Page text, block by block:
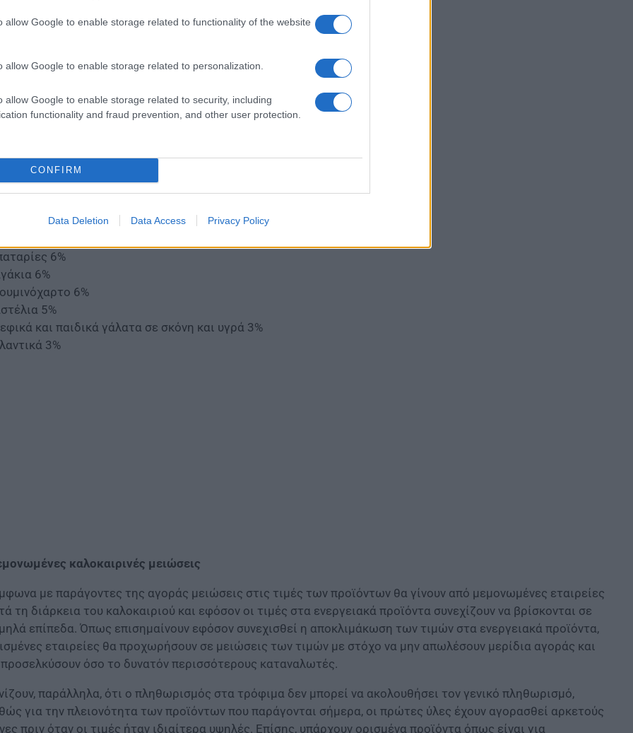
allow Google to enable storage related to functionality of the website
allow Google to enable storage related to personalization.
allow Google to enable storage related to security, including
functionality and fraud prevention, and other user protection.
CONFIRM
Data Deletion Data Access Privacy Policy
για ρούχα έως 14%
από 2% έως 14%
νερό έως 12%
από 4% έως 11%
έως 10%
9,5%
έως 9%
ντολμαδάκια 7%
6%
6%
6%
5%
και παιδικά γάλατα σε σκόνη και υγρά 3%
3%
καλοκαιρινές μειώσεις
με παράγοντες της αγοράς μειώσεις στις τιμές των προϊόντων θα γίνουν από μεμονωμένες εταιρείες
τη διάρκεια του καλοκαιριού και εφόσον οι τιμές στα ενεργειακά προϊόντα συνεχίζουν να βρίσκονται σε
επίπεδα. Όπως επισημαίνουν εφόσον συνεχισθεί η αποκλιμάκωση των τιμών στα ενεργειακά προϊόντα,
εταιρείες θα προχωρήσουν σε μειώσεις των τιμών με στόχο να μην απωλέσουν μερίδια αγοράς και
όσο το δυνατόν περισσότερους καταναλωτές.
παράλληλα, ότι ο πληθωρισμός στα τρόφιμα δεν μπορεί να ακολουθήσει τον γενικό πληθωρισμό,
για την πλειονότητα των προϊόντων που παράγονται σήμερα, οι πρώτες ύλες έχουν αγορασθεί αρκετούς
πριν όταν οι τιμές ήταν ιδιαίτερα υψηλές. Επίσης, υπάρχουν ορισμένα προϊόντα όπως είναι για